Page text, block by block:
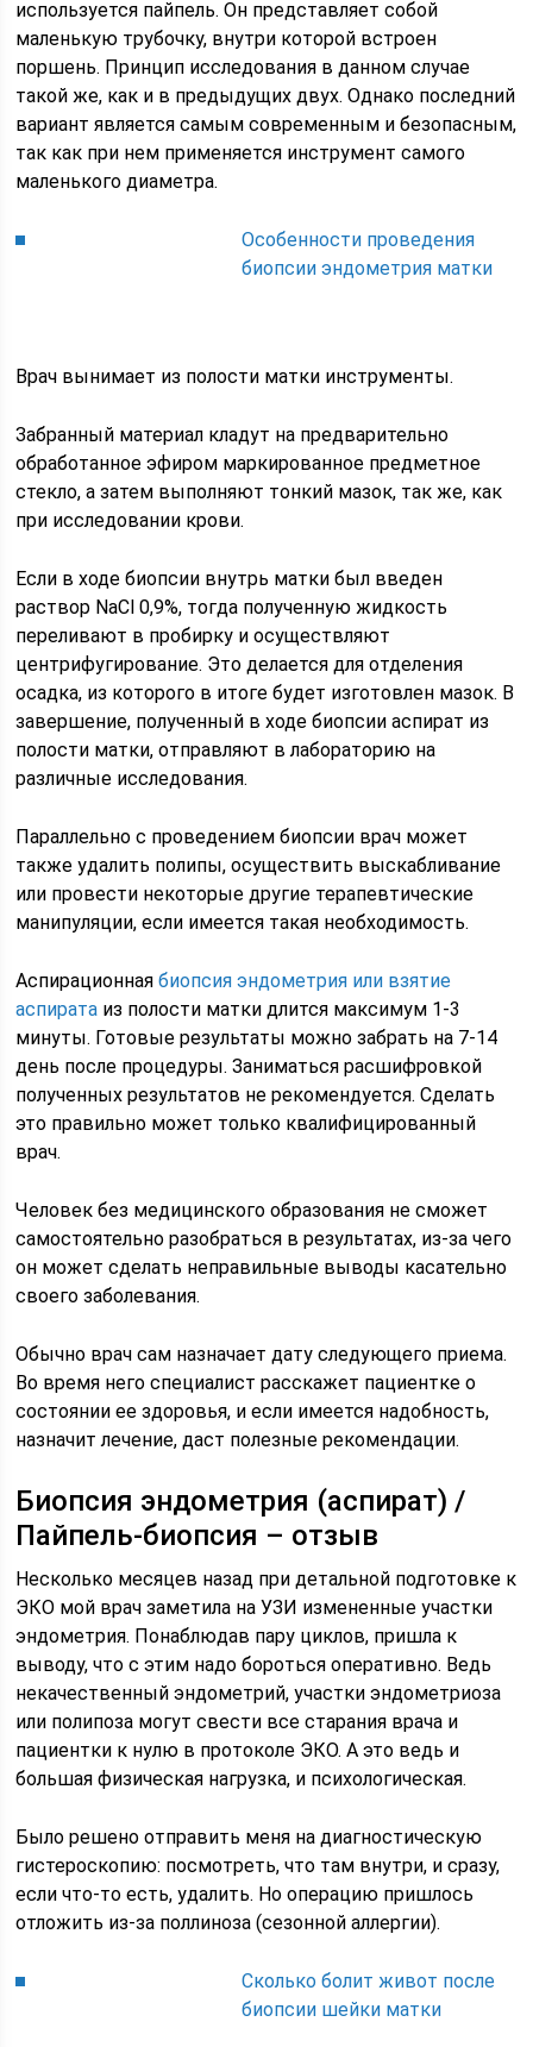
используется пайпель. Он представляет собой
маленькую трубочку, внутри которой встроен
поршень. Принцип исследования в данном случае
такой же, как и в предыдущих двух. Однако последний
вариант является самым современным и безопасным,
так как при нем применяется инструмент самого
маленького диаметра.
Особенности проведения
биопсии эндометрия матки
Врач вынимает из полости матки инструменты.
Забранный материал кладут на предварительно
обработанное эфиром маркированное предметное
стекло, а затем выполняют тонкий мазок, так же, как
при исследовании крови.
Если в ходе биопсии внутрь матки был введен
раствор NaCl 0,9%, тогда полученную жидкость
переливают в пробирку и осуществляют
центрифугирование. Это делается для отделения
осадка, из которого в итоге будет изготовлен мазок. В
завершение, полученный в ходе биопсии аспират из
полости матки, отправляют в лабораторию на
различные исследования.
Параллельно с проведением биопсии врач может
также удалить полипы, осуществить выскабливание
или провести некоторые другие терапевтические
манипуляции, если имеется такая необходимость.
Аспирационнаябиопсия эндометрия или взятие
аспирата из полости матки длится максимум 1-3
минуты. Готовые результаты можно забрать на 7-14
день после процедуры. Заниматься расшифровкой
полученных результатов не рекомендуется. Сделать
это правильно может только квалифицированный
врач.
Человек без медицинского образования не сможет
самостоятельно разобраться в результатах, из-за чего
он может сделать неправильные выводы касательно
своего заболевания.
Обычно врач сам назначает дату следующего приема.
Во время него специалист расскажет пациентке о
состоянии ее здоровья, и если имеется надобность,
назначит лечение, даст полезные рекомендации.
Биопсия эндометрия (аспират) /
Пайпель-биопсия – отзыв
Несколько месяцев назад при детальной подготовке к
ЭКО мой врач заметила на УЗИ измененные участки
эндометрия. Понаблюдав пару циклов, пришла к
выводу, что с этим надо бороться оперативно. Ведь
некачественный эндометрий, участки эндометриоза
или полипоза могут свести все старания врача и
пациентки к нулю в протоколе ЭКО. А это ведь и
большая физическая нагрузка, и психологическая.
Было решено отправить меня на диагностическую
гистероскопию: посмотреть, что там внутри, и сразу,
если что-то есть, удалить. Но операцию пришлось
отложить из-за поллиноза (сезонной аллергии).
Сколько болит живот после
биопсии шейки матки